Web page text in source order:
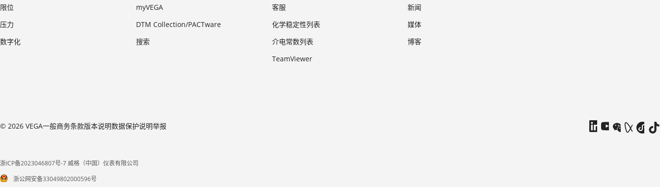
限位
压力
数字化
myVEGA
DTM Collection/PACTware
搜索
客服
化学稳定性列表
介电常数列表
TeamViewer
新闻
媒体
博客
© 2026 VEGA一般商务条款版本说明数据保护说明举报
浙ICP备2023046807号-7 威格（中国）仪表有限公司
浙公网安备33049802000596号